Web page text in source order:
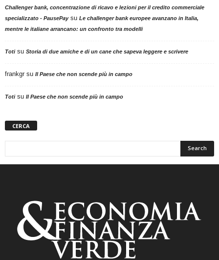
Challenger bank, concentrazione di ricavo e lezioni per il credito commerciale
specializzato - PausePaysu Le challenger bank europee avanzano in Italia,
mentre le italiane arrancano: un confronto tra modelli
Totisu Storia di due amiche e di un cane che sapeva leggere e scrivere
frankgr su Il Paese che non scende più in campo
Totisu Il Paese che non scende più in campo
CERCA